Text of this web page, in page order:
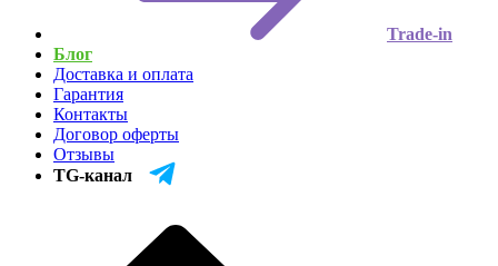
Trade-in
Блог
Доставка и оплата
Гарантия
Контакты
Договор оферты
Отзывы
TG-канал